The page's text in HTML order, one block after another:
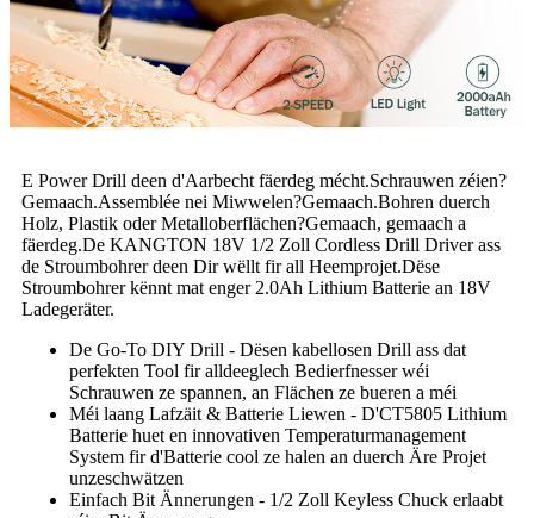
E Power Drill deen d'Aarbecht fäerdeg mécht.Schrauwen zéien?
Gemaach.Assemblée nei Miwwelen?Gemaach.Bohren duerch
Holz, Plastik oder Metalloberflächen?Gemaach, gemaach a
fäerdeg.De KANGTON 18V 1/2 Zoll Cordless Drill Driver ass
de Stroumbohrer deen Dir wëllt fir all Heemprojet.Dëse
Stroumbohrer kënnt mat enger 2.0Ah Lithium Batterie an 18V
Ladegeräter.
De Go-To DIY Drill - Dësen kabellosen Drill ass dat
perfekten Tool fir alldeeglech Bedierfnesser wéi
Schrauwen ze spannen, an Flächen ze bueren a méi
Méi laang Lafzäit & Batterie Liewen - D'CT5805 Lithium
Batterie huet en innovativen Temperaturmanagement
System fir d'Batterie cool ze halen an duerch Äre Projet
unzeschwätzen
Einfach Bit Ännerungen - 1/2 Zoll Keyless Chuck erlaabt